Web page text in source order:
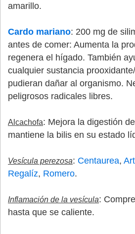
amarillo.
Cardo mariano: 200 mg de
antes de comer: Aumenta la
regenera el hígado. También
cualquier sustancia
pudieran dañar al organismo.
peligrosos radicales libres.
Alcachofa: Mejora la digestión
mantiene la bilis en su estado
Vesícula perezosa: Centaurea,
Regalíz, Romero.
Inflamación de la vesícula:
hasta que se caliente.